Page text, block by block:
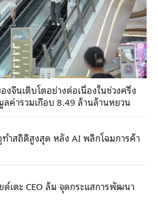
งจีนเติบโตอย่างต่อเนื่องในช่วงครึ่ง
ค่ารวมเกือบ 8.49 ล้านล้านหยวน
ำสถิติสูงสุด หลัง AI พลิกโฉมการค้า
เตะ CEO ล้ม จุดกระแสการพัฒนา